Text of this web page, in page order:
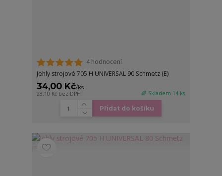
4 hodnocení
Jehly strojové 705 H UNIVERSAL 90 Schmetz (E)
34,00 Kč/ks
28,10 Kč bez DPH 🌈 Skladem 14 ks
Přidat do košíku